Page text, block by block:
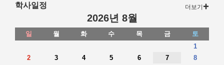
학사일정 더보기
2026년 8월
일 월 화 수 목 금
토
1
2
3 4 5 6 7
8